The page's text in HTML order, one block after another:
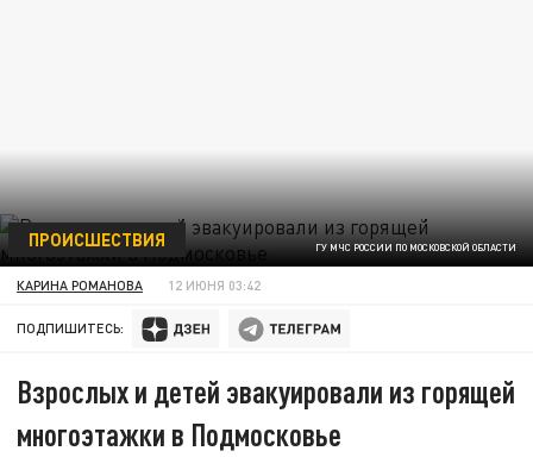
ГУ МЧС РОССИИ ПО МОСКОВСКОЙ ОБЛАСТИ
ПРОИСШЕСТВИЯ
КАРИНА РОМАНОВА 12 ИЮНЯ 03:42
ПОДПИШИТЕСЬ:
Взрослых и детей эвакуировали из горящей
многоэтажки в Подмосковье